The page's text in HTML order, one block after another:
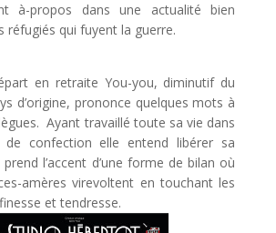
à-propos dans une actualité bien
réfugiés qui fuyent la guerre.
en retraite You-you, diminutif du
d’origine, prononce quelques mots à
Ayant travaillé toute sa vie dans
de confection elle entend libérer sa
l’accent d’une forme de bilan où
amères virevoltent en touchant les
et tendresse.